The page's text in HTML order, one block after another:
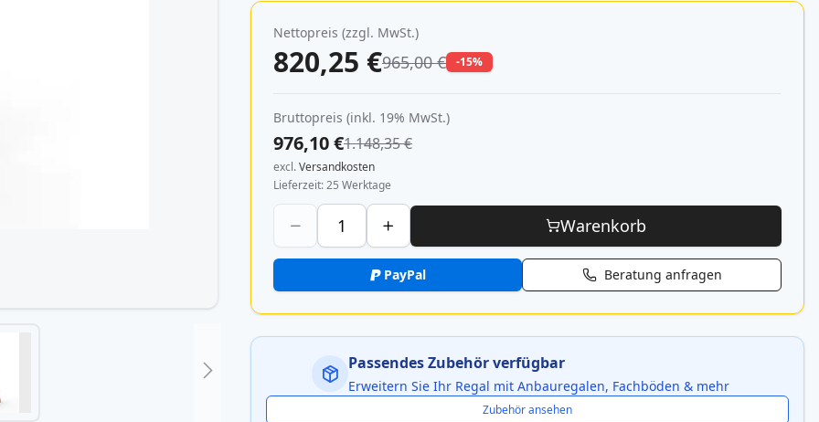
Nettopreis (zzgl. MwSt.)
820,25 €965,00 € -15%
Bruttopreis (inkl. 19% MwSt.)
976,10 €1.148,35 €
excl.Versandkosten
Lieferzeit 25 Werktage
Warenkorb
PayPal Beratung anfragen
Passendes Zubehör verfügbar
Erweitern Sie Ihr Regal mit Anbauregalen, Fachböden & mehr
Zubehör ansehen